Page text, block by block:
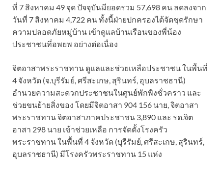
ที่ 7 สิงหาคม 49 จุด ปัจจุบันมียอดรวม 57,698 คน ลดลงจาก
วันที่ 7 สิงหาคม 4,722 คน ทั้งนี้ฝ่ายปกครองได้จัดชุดรักษา
ความปลอดภัยหมู่บ้าน เข้าดูแลบ้านเรือนของพี่น้อง
ประชาชนที่อพยพ อย่างต่อเนื่อง
จิตอาสาพระราชทาน ดูแลและช่วยเหลือประชาชน ในพื้นที่
4 จังหวัด (จ.บุรีรัมย์, ศรีสะเกษ, สุรินทร์, อุบลราชธานี)
อำนวยความสะดวกประชาชนในศูนย์พักพิงชั่วคราว และ
ช่วยขนย้ายสิ่งของ โดยมีจิตอาสา 904 156 นาย, จิตอาสา
พระราชทาน จิตอาสาภาคประชาชน 3,890 และ รด.จิต
อาสา 298 นาย เข้าช่วยเหลือ การจัดตั้งโรงครัว
พระราชทาน ในพื้นที่ 4 จังหวัด (บุรีรัมย์, ศรีสะเกษ, สุรินทร์,
อุบลราชธานี) มีโรงครัวพระราชทาน 15 แห่ง